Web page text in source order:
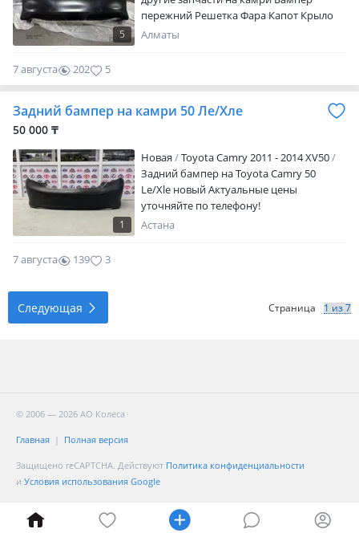
5
пережний Решетка Фара Капот Крыло
Есть отправка по СНГ
Алматы
7 августа 202 5
Задний бампер на камри 50 Ле/Хле
50 000 ₸
1
Новая
Toyota Camry 2011 - 2014 XV50
Задний бампер на Toyota Camry 50
Le/Xle новый Актуальные цены
уточняйте по телефону!
Астана
7 августа 139 3
Следующая Страница
© 2006 — 2026 АО Колеса
Главная Полная версия
Защищено reCAPTCHA. Действуют Политика конфиденциальности
и Условия использования Google